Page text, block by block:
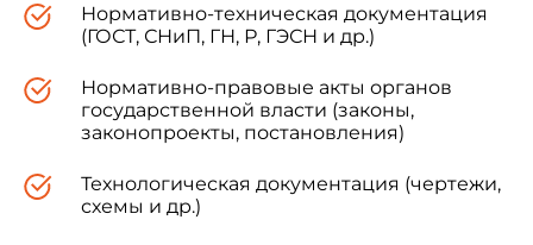
Нормативно-техническая документация
(ГОСТ, СНиП, ГН, Р, ГЭСН и др.)
Нормативно-правовые акты органов
государственной власти (законы,
законопроекты, постановления)
Технологическая документация (чертежи,
схемы и др.)